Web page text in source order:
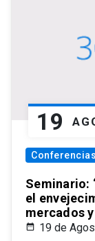
19
Conferencias
Seminario:
el
mercados
19 de